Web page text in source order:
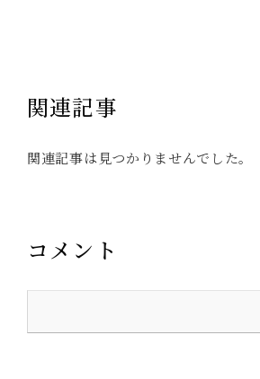
関連記事
関連記事は見つかりませんでした。
コメント